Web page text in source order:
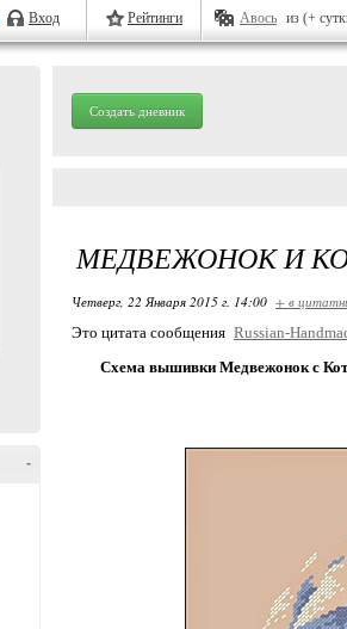
Вход Рейтинги Авось из (+
-
Создать дневник
МЕДВЕЖОНОК И
Четверг, 22 Января 2015 г. 14:00 + в
Это цитата сообщения Russian-
Схема вышивки Медвежонок с